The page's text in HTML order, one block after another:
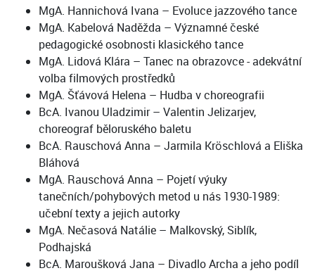
MgA. Hannichová Ivana – Evoluce jazzového tance
MgA. Kabelová Naděžda – Významné české
pedagogické osobnosti klasického tance
MgA. Lidová Klára – Tanec na obrazovce - adekvátní
volba filmových prostředků
MgA. Šťávová Helena – Hudba v choreografii
BcA. Ivanou Uladzimir – Valentin Jelizarjev,
choreograf běloruského baletu
BcA. Rauschová Anna – Jarmila Kröschlová a Eliška
Bláhová
MgA. Rauschová Anna – Pojetí výuky
tanečních/pohybových metod u nás 1930-1989:
učební texty a jejich autorky
MgA. Nečasová Natálie – Malkovský, Siblík,
Podhajská
BcA. Maroušková Jana – Divadlo Archa a jeho podíl